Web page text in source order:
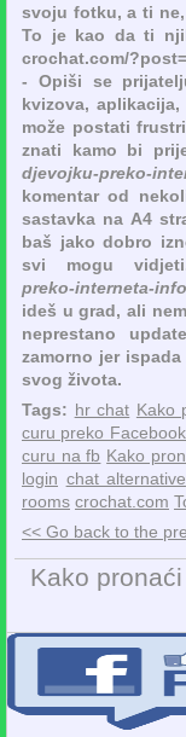
svoju fotku, a ti
To je kao da ti
crochat.com/
- Opiši se
kvizova,
može postati
znati kamo bi
djevojku-preko-
komentar od
sastavka na A4
baš jako dobro
svi mogu
preko-interneta-info
ideš u grad, ali
neprestano
zamorno jer
svog života.
Tags: hr chat Kako
curu preko
curu na fb Kako
login chat alternative
rooms crochat.com
<< Go back to the
Kako